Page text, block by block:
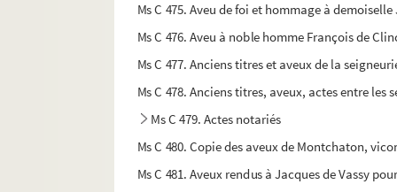
Ms C 475. Aveu de foi et hommage à
Ms C 476. Aveu à noble homme François de
Ms C 477. Anciens titres et aveux de la
Ms C 478. Anciens titres, aveux, actes entre
Ms C 479. Actes notariés
Ms C 480. Copie des aveux de Montchaton,
Ms C 481. Aveux rendus à Jacques de Vassy